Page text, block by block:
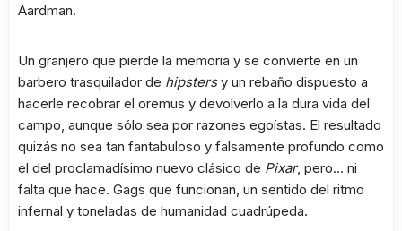
Aardman.
Un granjero que pierde la memoria y se convierte en un
barbero trasquilador de hipstersy un rebaño dispuesto a
hacerle recobrar el oremus y devolverlo a la dura vida del
campo, aunque sólo sea por razones egoístas. El resultado
quizás no sea tan fantabuloso y falsamente profundo como
el del proclamadísimo nuevo clásico de Pixar, pero… ni
falta que hace. Gags que funcionan, un sentido del ritmo
infernal y toneladas de humanidad cuadrúpeda.